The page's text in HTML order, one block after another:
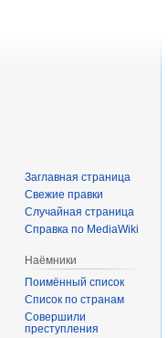
Заглавная страница
Свежие правки
Случайная страница
Справка по MediaWiki
Наёмники
Поимённый список
Список по странам
Совершили
преступления